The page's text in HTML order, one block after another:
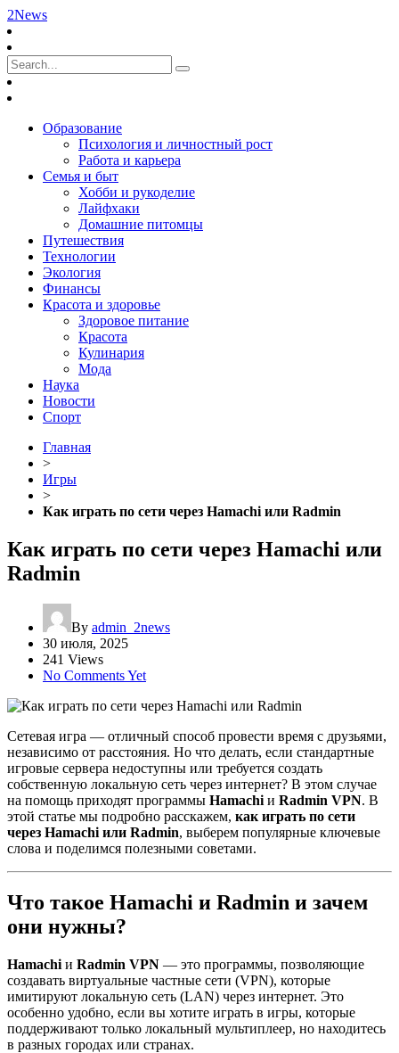
2News
Образование
Психология и личностный рост
Работа и карьера
Семья и быт
Хобби и рукоделие
Лайфхаки
Домашние питомцы
Путешествия
Технологии
Экология
Финансы
Красота и здоровье
Здоровое питание
Красота
Кулинария
Мода
Наука
Новости
Спорт
Главная
>
Игры
>
Как играть по сети через Hamachi или Radmin
Как играть по сети через Hamachi или
Radmin
By admin_2news
30 июля, 2025
241 Views
No Comments Yet
Сетевая игра — отличный способ провести время с друзьями,
независимо от расстояния. Но что делать, если стандартные
игровые сервера недоступны или требуется создать
собственную локальную сеть через интернет? В этом случае
на помощь приходят программы Hamachi и Radmin VPN. В
этой статье мы подробно расскажем, как играть по сети
через Hamachi или Radmin, выберем популярные ключевые
слова и поделимся полезными советами.
Что такое Hamachi и Radmin и зачем
они нужны?
Hamachi и Radmin VPN — это программы, позволяющие
создавать виртуальные частные сети (VPN), которые
имитируют локальную сеть (LAN) через интернет. Это
особенно удобно, если вы хотите играть в игры, которые
поддерживают только локальный мультиплеер, но находитесь
в разных городах или странах.